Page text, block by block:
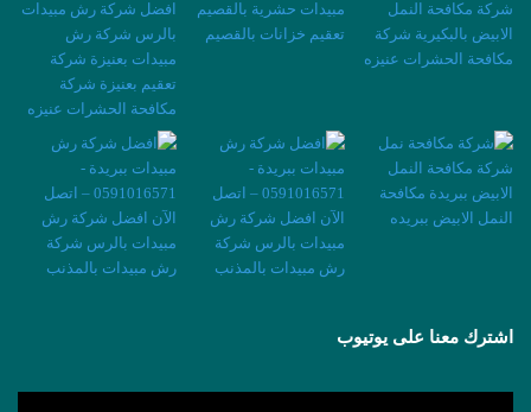
اشترك معنا على يوتيوب